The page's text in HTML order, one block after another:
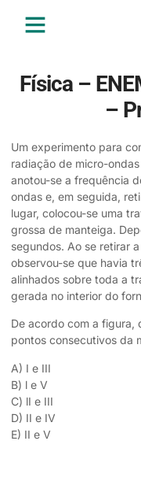
Física –
–
Um experimento para
radiação de micro-
anotou-se a frequência
ondas e, em seguida,
lugar, colocou-se uma
grossa de manteiga.
segundos. Ao se retirar
observou-se que havia
alinhados sobre toda a
gerada no interior do
De acordo com a figura,
pontos consecutivos da
A) I e III
B) l e V
C) lI e III
D) II e IV
E) II e V